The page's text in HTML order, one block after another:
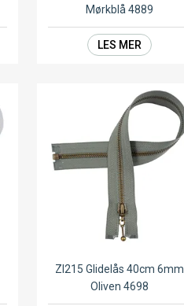
Mørkblå 4889
LES MER
ZI215 Glidelås 40cm 6mm
Oliven 4698